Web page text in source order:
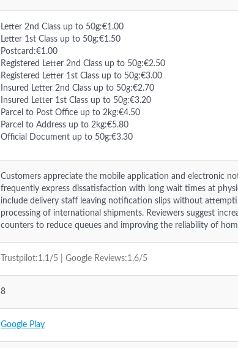
Letter 2nd Class up to 50g:€1.00
Letter 1st Class up to 50g:€1.50
Postcard:€1.00
Registered Letter 2nd Class up to 50g:€2.50
Registered Letter 1st Class up to 50g:€3.00
Insured Letter 2nd Class up to 50g:€2.70
Insured Letter 1st Class up to 50g:€3.20
Parcel to Post Office up to 2kg:€4.50
Parcel to Address up to 2kg:€5.80
Official Document up to 50g:€3.30
Customers appreciate the mobile application and electronic
frequently express dissatisfaction with long wait times at
include delivery staff leaving notification slips without
processing of international shipments. Reviewers suggest
counters to reduce queues and improving the reliability of
Trustpilot:1.1/5 | Google Reviews:1.6/5
8
Google Play